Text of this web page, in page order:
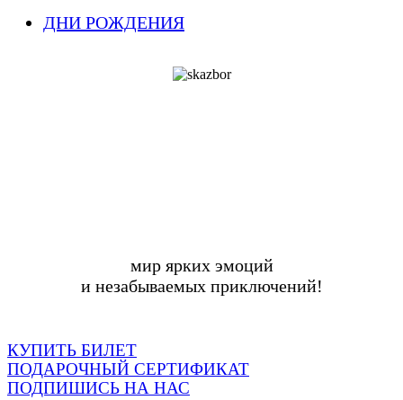
ДНИ РОЖДЕНИЯ
мир ярких эмоций
и незабываемых приключений!
КУПИТЬ БИЛЕТ
ПОДАРОЧНЫЙ СЕРТИФИКАТ
ПОДПИШИСЬ НА НАС